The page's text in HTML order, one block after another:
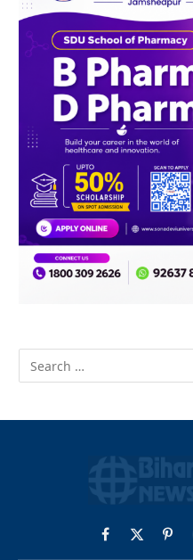
Facebook
X